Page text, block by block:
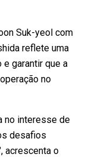
Suk-yeol com
reflete uma
e garantir que a
no
no interesse de
desafios
acrescenta o